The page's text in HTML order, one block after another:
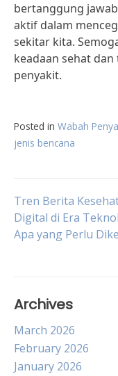
bertanggung
aktif dalam
sekitar kita.
keadaan sehat
penyakit.
Posted in Wabah
jenis bencana
Post
Tren Berita
Digital di Era
Apa yang Perlu
Archives
March 2026
February 2026
January 2026